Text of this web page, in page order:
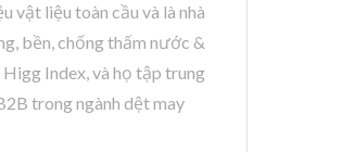
vật liệu toàn cầu và là nhà
bền, chống thấm nước &
Index, và họ tập trung
trong ngành dệt may